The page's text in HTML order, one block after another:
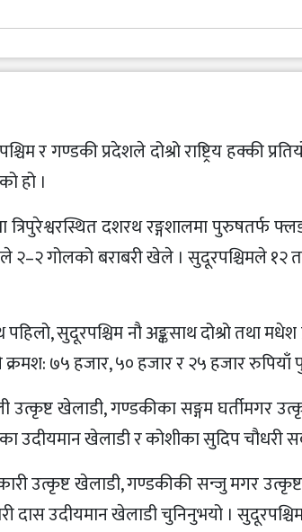
र गण्डकी प्रदेशले दोश्रो राष्ट्रिय हक्की
हो ।
दशरथ रङ्गशालमा पुरुषतर्फ
२–२ गोलको बराबरी खेले । सुदूरपश्चिमले १२
सुदूरपश्चिम नौ अङ्कसाथ दोश्रो तथा
क्रमश: ७५ हजार, ५० हजार र २५ हजार रुपियाँ
खेलाडी, गण्डकीका सङ्गम घर्तीमगर
खेलाडी र कोशीका सुदिप चौधरी
उत्कृष्ट खेलाडी, गण्डकीकी सन्जु मगर
दास उदीयमान खेलाडी चुनिनुभयो ।